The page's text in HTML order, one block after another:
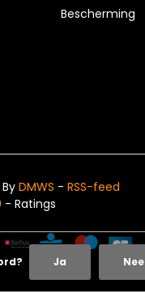
Bescherming
ByDMWS -RSS-feed
- Ratings
Ja Nee